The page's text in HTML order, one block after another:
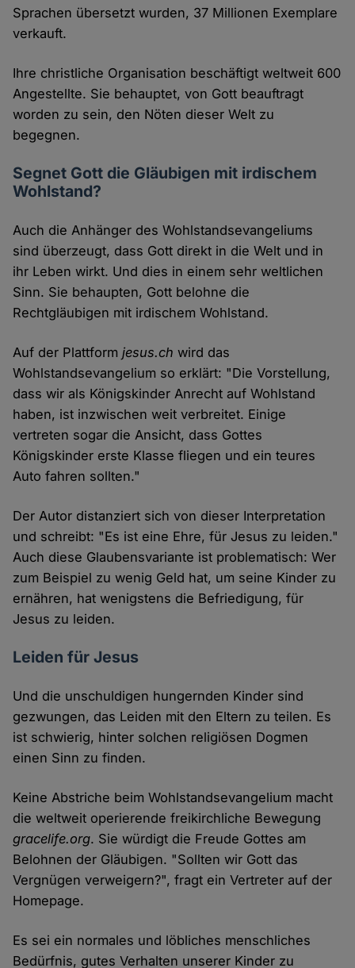
Sprachen übersetzt wurden, 37 Millionen Exemplare
verkauft.
Ihre christliche Organisation beschäftigt weltweit 600
Angestellte. Sie behauptet, von Gott beauftragt
worden zu sein, den Nöten dieser Welt zu
begegnen.
Segnet Gott die Gläubigen mit irdischem
Wohlstand?
Auch die Anhänger des Wohlstandsevangeliums
sind überzeugt, dass Gott direkt in die Welt und in
ihr Leben wirkt. Und dies in einem sehr weltlichen
Sinn. Sie behaupten, Gott belohne die
Rechtgläubigen mit irdischem Wohlstand.
Auf der Plattformjesus.ch wird das
Wohlstandsevangelium so erklärt: "Die Vorstellung,
dass wir als Königskinder Anrecht auf Wohlstand
haben, ist inzwischen weit verbreitet. Einige
vertreten sogar die Ansicht, dass Gottes
Königskinder erste Klasse fliegen und ein teures
Auto fahren sollten."
Der Autor distanziert sich von dieser Interpretation
und schreibt: "Es ist eine Ehre, für Jesus zu leiden."
Auch diese Glaubensvariante ist problematisch: Wer
zum Beispiel zu wenig Geld hat, um seine Kinder zu
ernähren, hat wenigstens die Befriedigung, für
Jesus zu leiden.
Leiden für Jesus
Und die unschuldigen hungernden Kinder sind
gezwungen, das Leiden mit den Eltern zu teilen. Es
ist schwierig, hinter solchen religiösen Dogmen
einen Sinn zu finden.
Keine Abstriche beim Wohlstandsevangelium macht
die weltweit operierende freikirchliche Bewegung
gracelife.org. Sie würdigt die Freude Gottes am
Belohnen der Gläubigen. "Sollten wir Gott das
Vergnügen verweigern?", fragt ein Vertreter auf der
Homepage.
Es sei ein normales und löbliches menschliches
Bedürfnis, gutes Verhalten unserer Kinder zu